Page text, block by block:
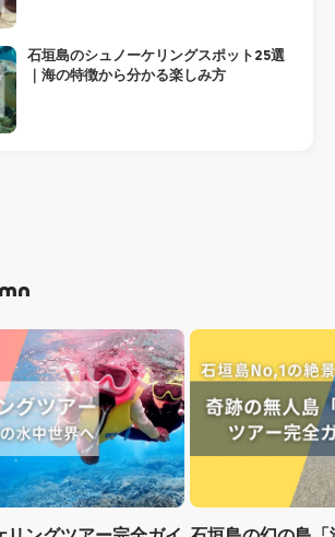
石垣島のシュノーケリングスポット25選
｜海の特徴から分かる楽しみ方